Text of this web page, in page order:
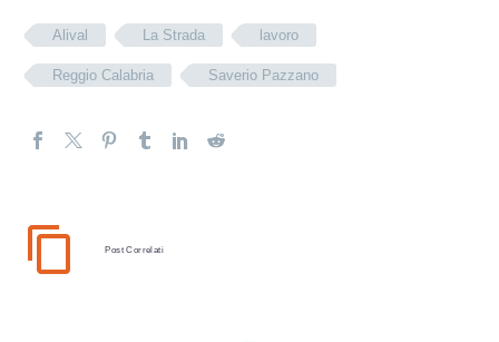
Alival La Strada lavoro
Reggio Calabria Saverio Pazzano
Post Correlati